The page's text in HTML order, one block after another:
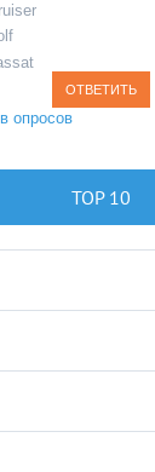
опросов
TOP 10